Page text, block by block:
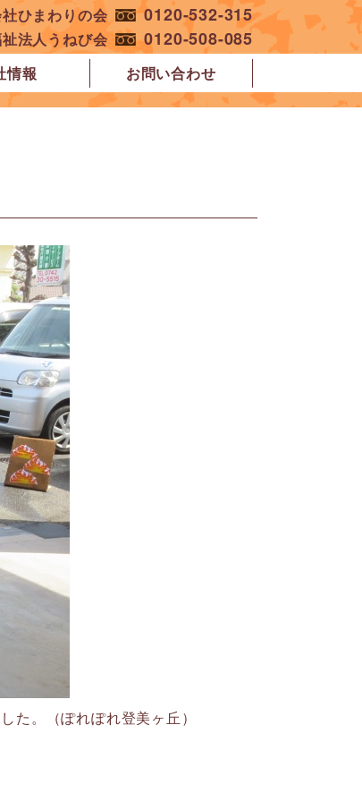
社ひまわりの会 0120-532-315
祉法人うねび会 0120-508-085
情報 お問い合わせ
た。（ぽれぽれ登美ヶ丘）